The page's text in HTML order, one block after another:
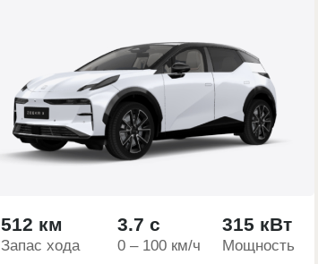
512 км
Запас хода
3.7 с
0 – 100 км/ч
315 кВт
Мощность